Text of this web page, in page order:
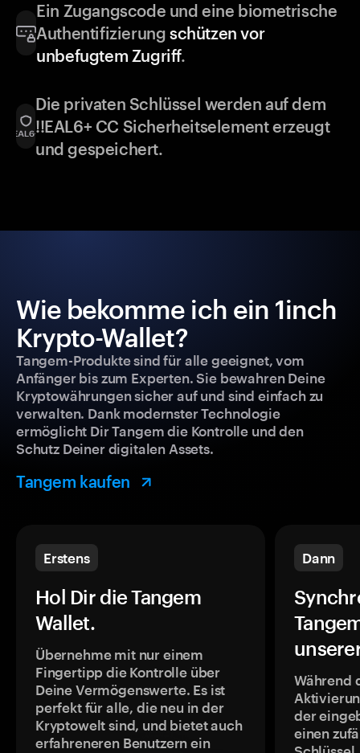
Ein Zugangscode und eine biometrische
Authentifizierung schützen vor
unbefugtem Zugriff.
Die privaten Schlüssel werden auf dem
!!EAL6+ CC Sicherheitselement erzeugt
und gespeichert.
Wie bekomme ich ein 1inch
Krypto-Wallet?
Tangem-Produkte sind für alle geeignet, vom
Anfänger bis zum Experten. Sie bewahren Deine
Kryptowährungen sicher auf und sind einfach zu
verwalten. Dank modernster Technologie
ermöglicht Dir Tangem die Kontrolle und den
Schutz Deiner digitalen Assets.
Tangem kaufen
Erstens
Hol Dir die Tangem
Wallet.
Übernehme mit nur einem
Fingertipp die Kontrolle über
Deine Vermögenswerte. Es ist
perfekt für alle, die neu in der
Kryptowelt sind, und bietet auch
erfahreneren Benutzern ein
Dann
Während
der
einen